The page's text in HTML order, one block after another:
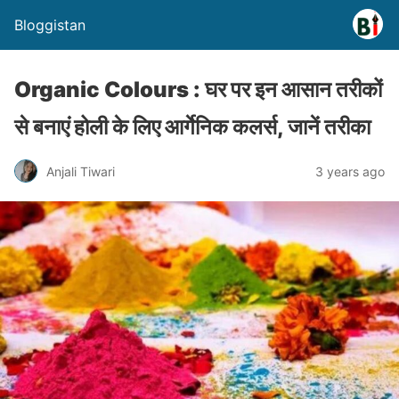
Bloggistan
Organic Colours : घर‌ पर इन आसान तरीकों
से बनाएं होली के लिए आर्गेनिक कलर्स, जानें तरीका
Anjali Tiwari 3 years ago